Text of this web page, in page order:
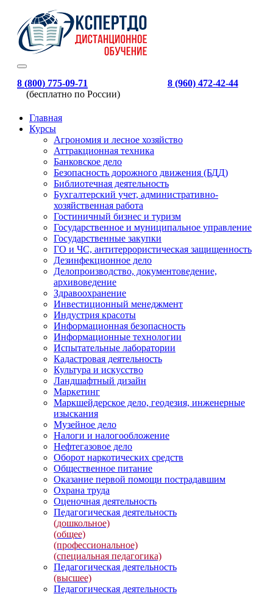
8 (800) 775-09-71
(бесплатно по России)
8 (960) 472-42-44
Главная
Курсы
Агрономия и лесное хозяйство
Аттракционная техника
Банковское дело
Безопасность дорожного движения (БДД)
Библиотечная деятельность
Бухгалтерский учет, административно-
хозяйственная работа
Гостиничный бизнес и туризм
Государственное и муниципальное управление
Государственные закупки
ГО и ЧС, антитеррористическая защищенность
Дезинфекционное дело
Делопроизводство, документоведение,
архивоведение
Здравоохранение
Инвестиционный менеджмент
Индустрия красоты
Информационная безопасность
Информационные технологии
Испытательные лаборатории
Кадастровая деятельность
Культура и искусство
Ландшафтный дизайн
Маркетинг
Маркшейдерское дело, геодезия, инженерные
изыскания
Музейное дело
Налоги и налогообложение
Нефтегазовое дело
Оборот наркотических средств
Общественное питание
Оказание первой помощи пострадавшим
Охрана труда
Оценочная деятельность
Педагогическая деятельность
(дошкольное)
(общее)
(профессиональное)
(специальная педагогика)
Педагогическая деятельность
(высшее)
Педагогическая деятельность